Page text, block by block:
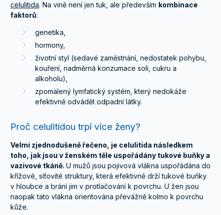
celulitida. Na vině není jen tuk, ale především kombinace
faktorů:
genetika,
hormony,
životní styl (sedavé zaměstnání, nedostatek pohybu,
kouření, nadměrná konzumace soli, cukru a
alkoholu),
zpomalený lymfatický systém, který nedokáže
efektivně odvádět odpadní látky.
Proč celulitidou trpí více ženy?
Velmi zjednodušeně řečeno, je celulitida následkem
toho, jak jsou v ženském těle uspořádány tukové buňky a
vazivové tkáně. U mužů jsou pojivová vlákna uspořádána do
křížové, síťovité struktury, která efektivně drží tukové buňky
v hloubce a brání jim v protlačování k povrchu. U žen jsou
naopak tato vlákna orientována převážně kolmo k povrchu
kůže.